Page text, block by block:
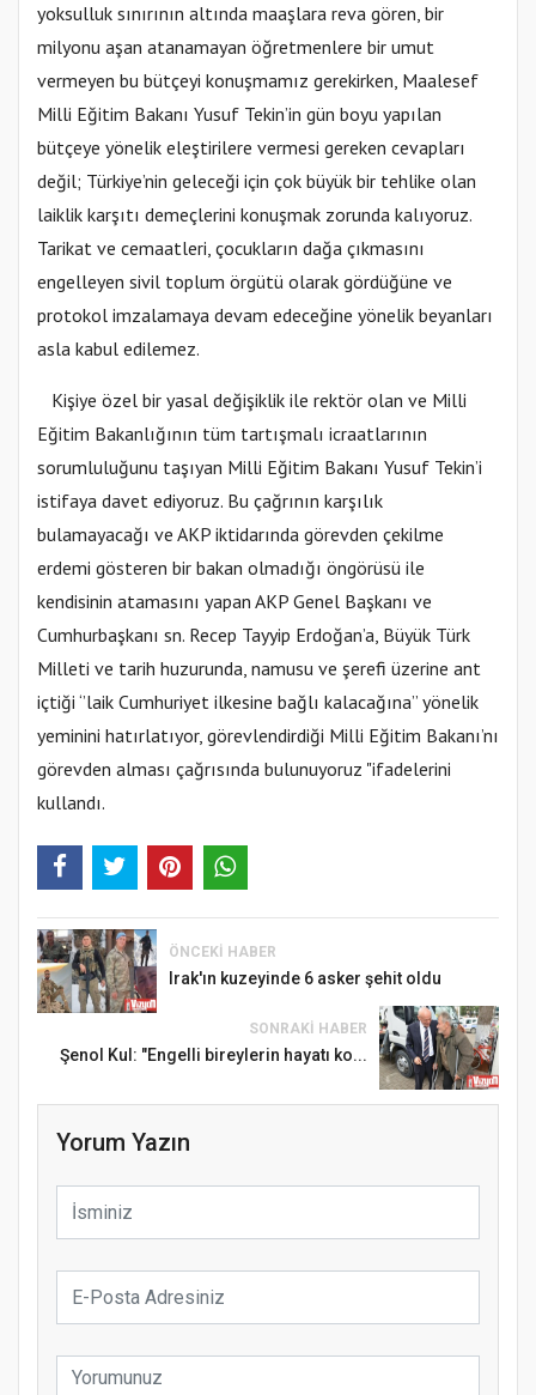
yoksulluk sınırının altında maaşlara reva gören, bir
milyonu aşan atanamayan öğretmenlere bir umut
vermeyen bu bütçeyi konuşmamız gerekirken, Maalesef
Milli Eğitim Bakanı Yusuf Tekin’in gün boyu yapılan
bütçeye yönelik eleştirilere vermesi gereken cevapları
değil; Türkiye’nin geleceği için çok büyük bir tehlike olan
laiklik karşıtı demeçlerini konuşmak zorunda kalıyoruz.
Tarikat ve cemaatleri, çocukların dağa çıkmasını
engelleyen sivil toplum örgütü olarak gördüğüne ve
protokol imzalamaya devam edeceğine yönelik beyanları
asla kabul edilemez.
Kişiye özel bir yasal değişiklik ile rektör olan ve Milli
Eğitim Bakanlığının tüm tartışmalı icraatlarının
sorumluluğunu taşıyan Milli Eğitim Bakanı Yusuf Tekin’i
istifaya davet ediyoruz. Bu çağrının karşılık
bulamayacağı ve AKP iktidarında görevden çekilme
erdemi gösteren bir bakan olmadığı öngörüsü ile
kendisinin atamasını yapan AKP Genel Başkanı ve
Cumhurbaşkanı sn. Recep Tayyip Erdoğan’a, Büyük Türk
Milleti ve tarih huzurunda, namusu ve şerefi üzerine ant
içtiği ‘’laik Cumhuriyet ilkesine bağlı kalacağına’’ yönelik
yeminini hatırlatıyor, görevlendirdiği Milli Eğitim Bakanı’nı
görevden alması çağrısında bulunuyoruz "ifadelerini
kullandı.
ÖNCEKI HABER
Irak'ın kuzeyinde 6 asker şehit oldu
SONRAKI HABER
Şenol Kul: "Engelli bireylerin hayatı ko...
Yorum Yazın